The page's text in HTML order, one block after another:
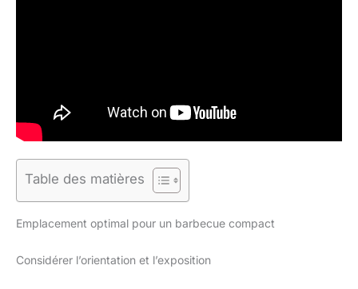
Table des matières
Emplacement optimal pour un barbecue compact
Considérer l’orientation et l’exposition